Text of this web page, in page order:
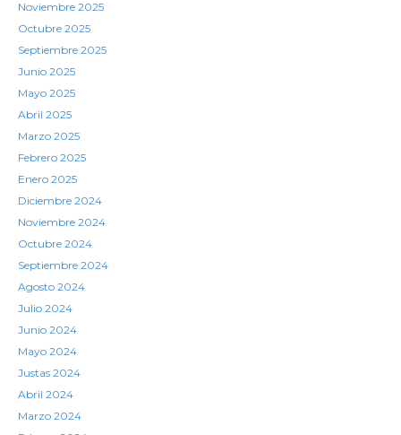
Noviembre 2025
Octubre 2025
Septiembre 2025
Junio 2025
Mayo 2025
Abril 2025
Marzo 2025
Febrero 2025
Enero 2025
Diciembre 2024
Noviembre 2024
Octubre 2024
Septiembre 2024
Agosto 2024
Julio 2024
Junio 2024
Mayo 2024
Justas 2024
Abril 2024
Marzo 2024